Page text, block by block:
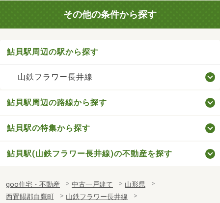
その他の条件から探す
鮎貝駅周辺の駅から探す
山鉄フラワー長井線
鮎貝駅周辺の路線から探す
鮎貝駅の特集から探す
鮎貝駅(山鉄フラワー長井線)の不動産を探す
goo住宅・不動産 中古一戸建て
山形県
西置賜郡白鷹町
山鉄フラワー長井線